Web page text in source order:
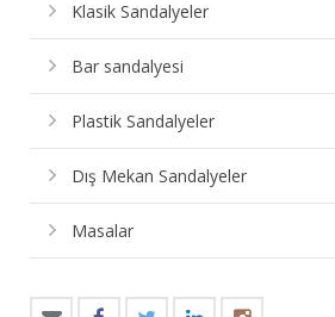
Klasik Sandalyeler
Bar sandalyesi
Plastik Sandalyeler
Dış Mekan Sandalyeler
Masalar